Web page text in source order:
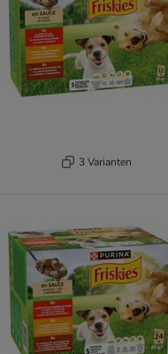
3 Varianten